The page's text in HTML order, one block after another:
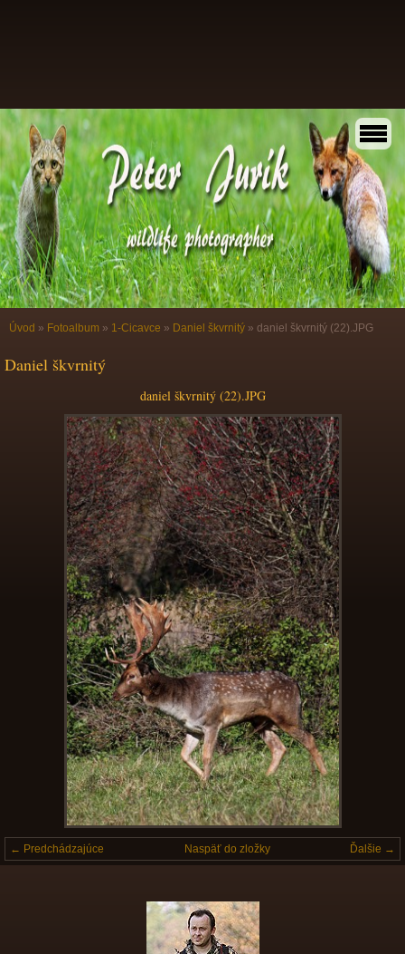
Úvod » Fotoalbum » 1-Cicavce » Daniel škvrnitý » daniel škvrnitý (22).JPG
Daniel škvrnitý
daniel škvrnitý (22).JPG
← Predchádzajúce Ďalšie →
Naspäť do zložky